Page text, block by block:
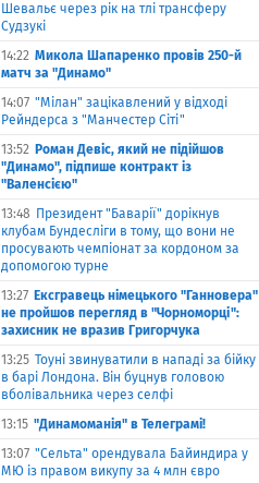
Шевальє через рік на тлі трансферу
Судзукі
14:22 Микола Шапаренко провів 250-й
матч за "Динамо"
14:07 "Мілан" зацікавлений у відході
Рейндерса з "Манчестер Сіті"
13:52 Роман Девіс, який не підійшов
"Динамо", підпише контракт із
"Валенсією"
13:48 Президент "Баварії" дорікнув
клубам Бундесліги в тому, що вони не
просувають чемпіонат за кордоном за
допомогою турне
13:27 Ексгравець німецького "Ганновера"
не пройшов перегляд в "Чорноморці":
захисник не вразив Григорчука
13:25 Тоуні звинуватили в нападі за бійку
в барі Лондона. Він буцнув головою
вболівальника через селфі
13:15 "Динамоманія" в Телеграмі!
13:07 "Сельта" орендувала Байиндира у
МЮ із правом викупу за 4 млн євро